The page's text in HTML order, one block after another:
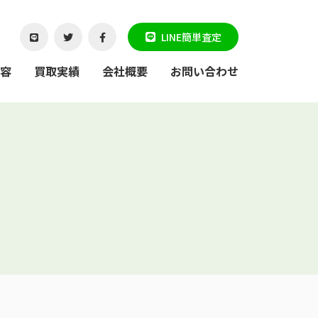
買取実績 会社概要 お問い合わせ
LINE簡単査定